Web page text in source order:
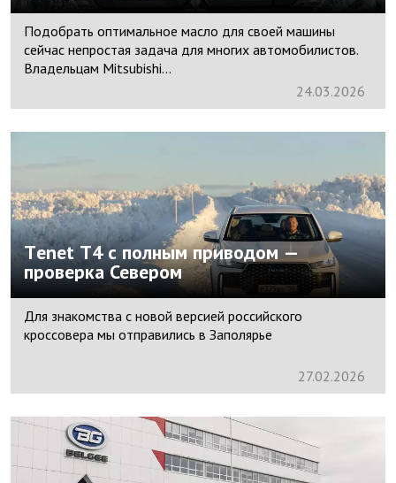
Подобрать оптимальное масло для своей машины
сейчас непростая задача для многих автомобилистов.
Владельцам Mitsubishi...
24.03.2026
Tеnet T4 с полным приводом —
проверка Севером
Для знакомства с новой версией российского
кроссовера мы отправились в Заполярье
27.02.2026